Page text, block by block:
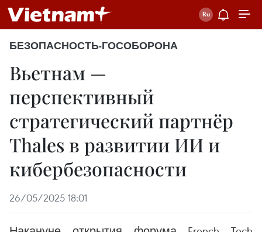
БЕЗОПАСНОСТЬ-ГОСОБОРОНА
Вьетнам —
перспективный
стратегический партнёр
Thales в развитии ИИ и
кибербезопасности
26/05/2025 18:01